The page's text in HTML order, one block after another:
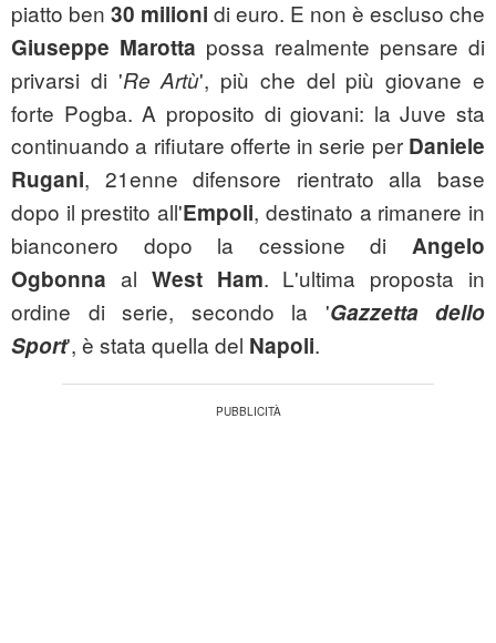
piatto ben 30 milioni di euro. E non è escluso che
Giuseppe Marotta possa realmente pensare di
privarsi di 'Re Artù', più che del più giovane e
forte Pogba. A proposito di giovani: la Juve sta
continuando a rifiutare offerte in serie per Daniele
Rugani, 21enne difensore rientrato alla base
dopo il prestito all'Empoli, destinato a rimanere in
bianconero dopo la cessione di Angelo
Ogbonna al West Ham. L'ultima proposta in
ordine di serie, secondo la 'Gazzetta dello
Sport', è stata quella del Napoli.